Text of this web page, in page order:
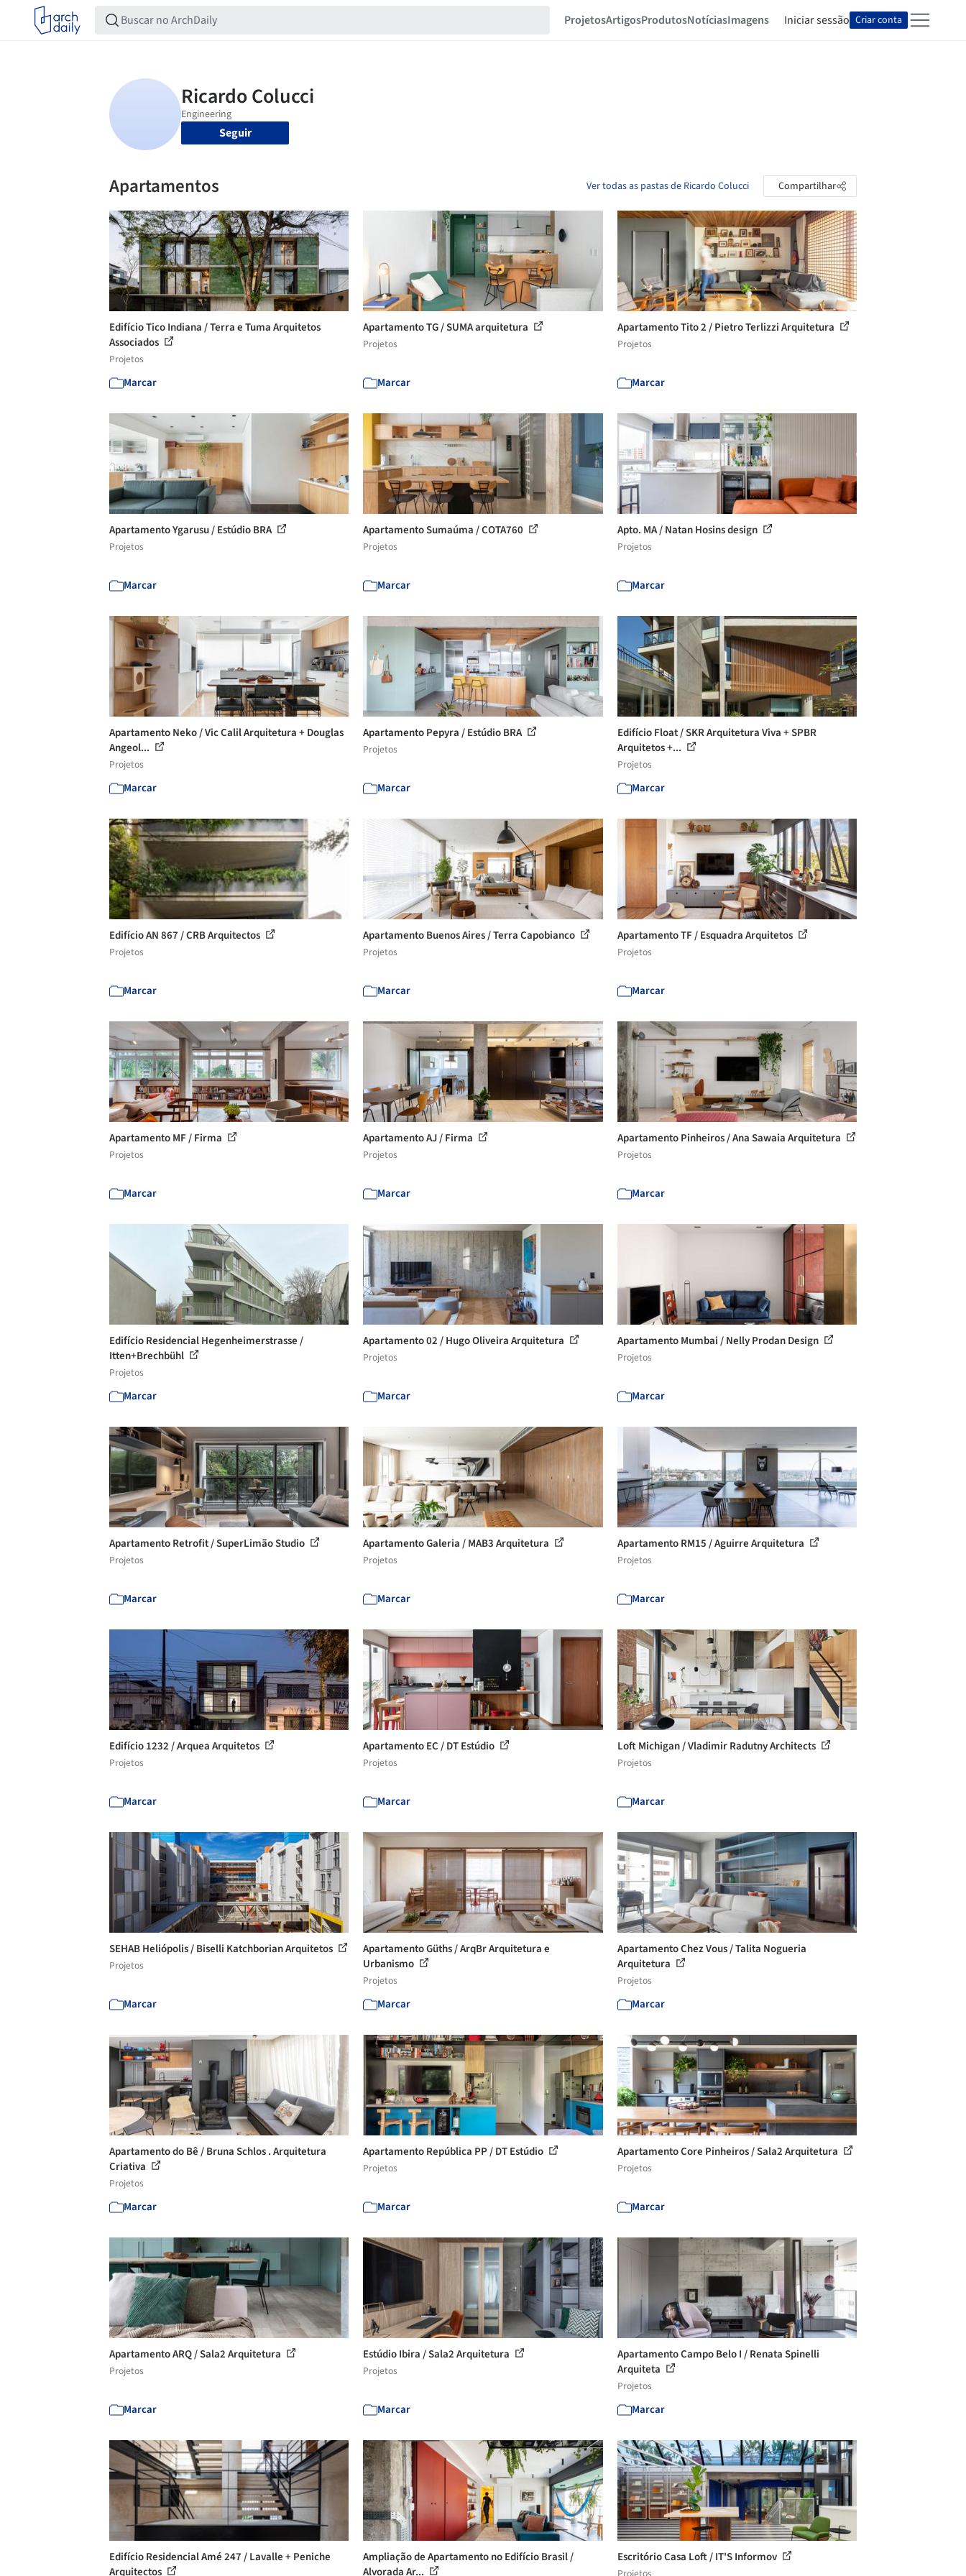
ProjetosArtigosProdutosNotíciasImagens Iniciar sessão Criar conta
Seguir
Apartamentos Ver todas as pastas de Ricardo Colucci Compartilhar
Edifício Tico Indiana / Terra e Tuma Arquitetos
Associados
Projetos
Marcar
Apartamento TG / SUMA arquitetura
Projetos
Marcar
Apartamento Tito 2 / Pietro Terlizzi Arquitetura
Projetos
Marcar
Apartamento Ygarusu / Estúdio BRA
Projetos
Marcar
Apartamento Sumaúma / COTA760
Projetos
Marcar
Apto. MA / Natan Hosins design
Projetos
Marcar
Apartamento Neko / Vic Calil Arquitetura + Douglas
Angeol...
Projetos
Marcar
Apartamento Pepyra / Estúdio BRA
Projetos
Marcar
Edifício Float / SKR Arquitetura Viva + SPBR
Arquitetos +...
Projetos
Marcar
Edifício AN 867 / CRB Arquitectos
Projetos
Marcar
Apartamento Buenos Aires / Terra Capobianco
Projetos
Marcar
Apartamento TF / Esquadra Arquitetos
Projetos
Marcar
Apartamento MF / Firma
Projetos
Marcar
Apartamento AJ / Firma
Projetos
Marcar
Apartamento Pinheiros / Ana Sawaia Arquitetura
Projetos
Marcar
Edifício Residencial Hegenheimerstrasse /
Itten+Brechbühl
Projetos
Marcar
Apartamento 02 / Hugo Oliveira Arquitetura
Projetos
Marcar
Apartamento Mumbai / Nelly Prodan Design
Projetos
Marcar
Apartamento Retrofit / SuperLimão Studio
Projetos
Marcar
Apartamento Galeria / MAB3 Arquitetura
Projetos
Marcar
Apartamento RM15 / Aguirre Arquitetura
Projetos
Marcar
Edifício 1232 / Arquea Arquitetos
Projetos
Marcar
Apartamento EC / DT Estúdio
Projetos
Marcar
Loft Michigan / Vladimir Radutny Architects
Projetos
Marcar
SEHAB Heliópolis / Biselli Katchborian Arquitetos
Projetos
Marcar
Apartamento Güths / ArqBr Arquitetura e
Urbanismo
Projetos
Marcar
Apartamento Chez Vous / Talita Nogueria
Arquitetura
Projetos
Marcar
Apartamento do Bê / Bruna Schlos . Arquitetura
Criativa
Projetos
Marcar
Apartamento República PP / DT Estúdio
Projetos
Marcar
Apartamento Core Pinheiros / Sala2 Arquitetura
Projetos
Marcar
Apartamento ARQ / Sala2 Arquitetura
Projetos
Marcar
Estúdio Ibira / Sala2 Arquitetura
Projetos
Marcar
Apartamento Campo Belo I / Renata Spinelli
Arquiteta
Projetos
Marcar
Edifício Residencial Amé 247 / Lavalle + Peniche
Arquitectos
Ampliação de Apartamento no Edifício Brasil /
Alvorada Ar...
Escritório Casa Loft / IT'S Informov